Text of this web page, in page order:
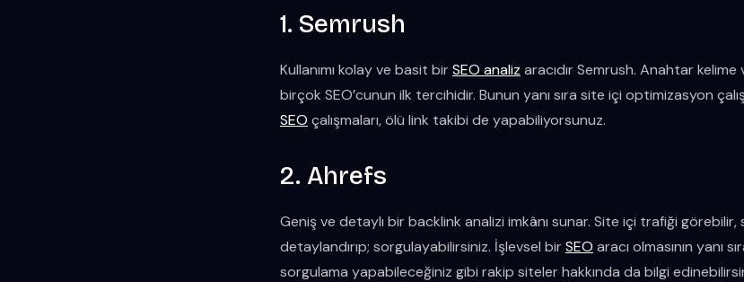
1. Semrush
Kullanımı kolay ve basit bir SEO analiz aracıdır Semrush. Anahtar kelime
birçok SEO’cunun ilk tercihidir. Bunun yanı sıra site içi optimizasyon
SEO çalışmaları, ölü link takibi de yapabiliyorsunuz.
2. Ahrefs
Geniş ve detaylı bir backlink analizi imkânı sunar. Site içi trafiği görebilir,
detaylandırıp; sorgulayabilirsiniz. İşlevsel bir SEO aracı olmasının yanı
sorgulama yapabileceğiniz gibi rakip siteler hakkında da bilgi